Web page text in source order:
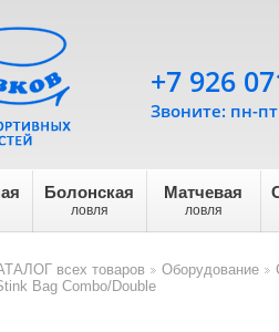
Болонская
ловля
Матчевая
ловля
+7 926
Звоните: пн-
всех товаров
>
Оборудование
Bag Combo/Double